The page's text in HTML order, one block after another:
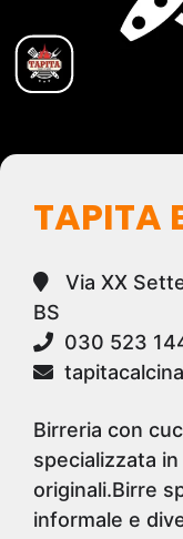
TAPITA
Via XX
BS
030 523
Birreria con
specializzata
originali.Birre
informale e